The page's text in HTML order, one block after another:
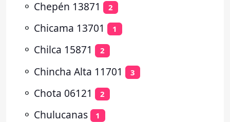
⚬ Chepén 13871 2
⚬ Chicama 13701 1
⚬ Chilca 15871 2
⚬ Chincha Alta 11701 3
⚬ Chota 06121 2
⚬ Chulucanas 1